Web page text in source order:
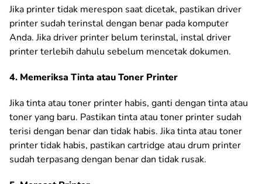
Jika printer tidak merespon saat dicetak, pastikan driver
printer sudah terinstal dengan benar pada komputer
Anda. Jika driver printer belum terinstal, instal driver
printer terlebih dahulu sebelum mencetak dokumen.
4. Memeriksa Tinta atau Toner Printer
Jika tinta atau toner printer habis, ganti dengan tinta atau
toner yang baru. Pastikan tinta atau toner printer sudah
terisi dengan benar dan tidak habis. Jika tinta atau toner
printer tidak habis, pastikan cartridge atau drum printer
sudah terpasang dengan benar dan tidak rusak.